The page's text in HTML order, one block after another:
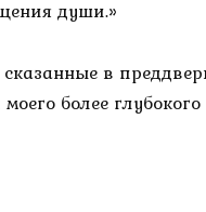
души.»
в
более